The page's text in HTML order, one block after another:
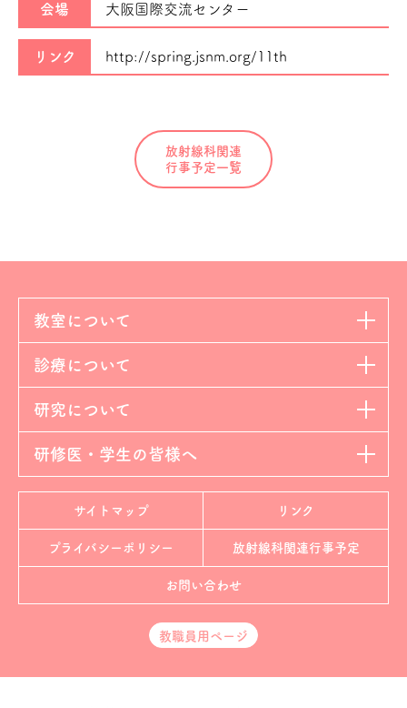
会場 大阪国際交流センター
リンク http://spring.jsnm.org/11th
放射線科関連
行事予定一覧
教室について
診療について
研究について
研修医・学生の皆様へ
サイトマップ リンク
プライバシーポリシー 放射線科関連行事予定
お問い合わせ
教職員用ページ